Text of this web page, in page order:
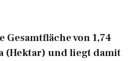
Gesamtfläche von 1,74
(Hektar) und liegt damit